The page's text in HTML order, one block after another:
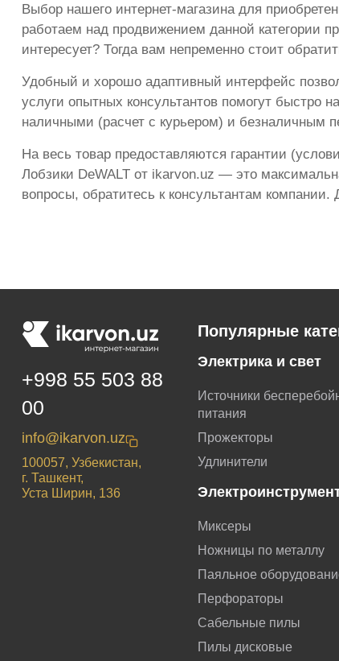
Выбор нашего интернет-магазина для
работаем над продвижением данной категории
интересует? Тогда вам непременно стоит
Удобный и хорошо адаптивный интерфейс
услуги опытных консультантов помогут
наличными (расчет с курьером) и безналичным
На весь товар предоставляются гарантии
Лобзики DeWALT от ikarvon.uz — это
вопросы, обратитесь к консультантам
+998 55 503 88
00
info@ikarvon.uz
100057, Узбекистан,
г. Ташкент,
Уста Ширин, 136
Популярные
Электрика и свет
Источники
питания
Прожекторы
Удлинители
Миксеры
Ножницы по металлу
Паяльное
Перфораторы
Сабельные пилы
Пилы дисковые